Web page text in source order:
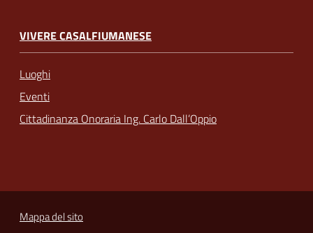
VIVERE CASALFIUMANESE
Luoghi
Eventi
Cittadinanza Onoraria Ing. Carlo Dall’Oppio
Mappa del sito